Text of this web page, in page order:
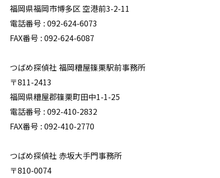
福岡県福岡市博多区 空港前3-2-11
電話番号 : 092-624-6073
FAX番号 : 092-624-6087
つばめ探偵社 福岡糟屋篠栗駅前事務所
〒811-2413
福岡県糟屋郡篠栗町田中1-1-25
電話番号 : 092-410-2832
FAX番号 : 092-410-2770
つばめ探偵社 赤坂大手門事務所
〒810-0074